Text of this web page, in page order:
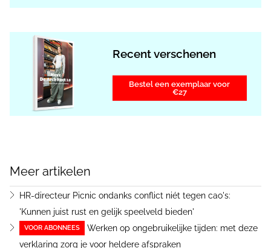
Recent verschenen
Bestel een exemplaar voor
€27
Meer artikelen
HR-directeur Picnic ondanks conflict niét tegen cao's:
'Kunnen juist rust en gelijk speelveld bieden'
VOOR ABONNEES
Werken op ongebruikelijke tijden: met deze
verklaring zorg je voor heldere afspraken